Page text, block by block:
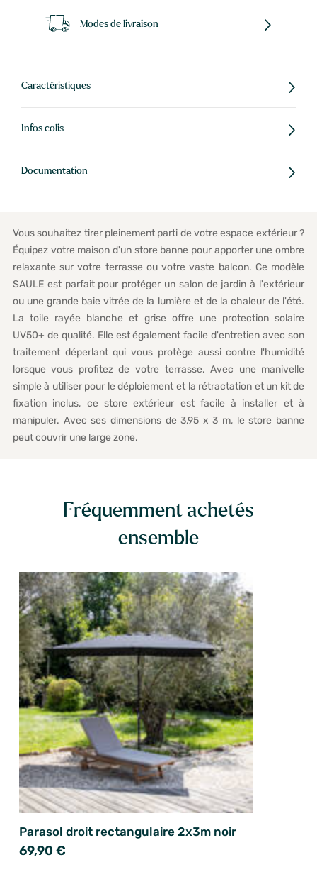
Modes de livraison
Caractéristiques
Infos colis
Documentation
Vous souhaitez tirer pleinement parti de votre espace extérieur ?
Équipez votre maison d'un store banne pour apporter une ombre
relaxante sur votre terrasse ou votre vaste balcon. Ce modèle
SAULE est parfait pour protéger un salon de jardin à l'extérieur
ou une grande baie vitrée de la lumière et de la chaleur de l'été.
La toile rayée blanche et grise offre une protection solaire
UV50+ de qualité. Elle est également facile d'entretien avec son
traitement déperlant qui vous protège aussi contre l'humidité
lorsque vous profitez de votre terrasse. Avec une manivelle
simple à utiliser pour le déploiement et la rétractation et un kit de
fixation inclus, ce store extérieur est facile à installer et à
manipuler. Avec ses dimensions de 3,95 x 3 m, le store banne
peut couvrir une large zone.
Fréquemment achetés
ensemble
Parasol droit rectangulaire 2x3m noir
69,90 €